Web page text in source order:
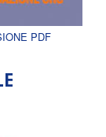
PDF